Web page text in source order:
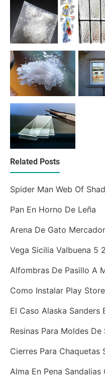
Related Posts
Spider Man Web Of
Pan En Horno De Leña
Arena De Gato
Vega Sicilia Valbuena 5
Alfombras De Pasillo A
Como Instalar Play
El Caso Alaska Sanders
Resinas Para Moldes De
Cierres Para Chaquetas
Alma En Pena Sandalias